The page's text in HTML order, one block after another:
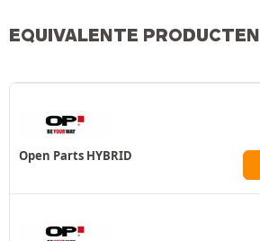
EQUIVALENTE PRODUCTEN
Open Parts HYBRID